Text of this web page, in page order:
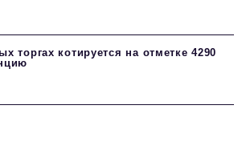
торгах котируется на отметке 4290